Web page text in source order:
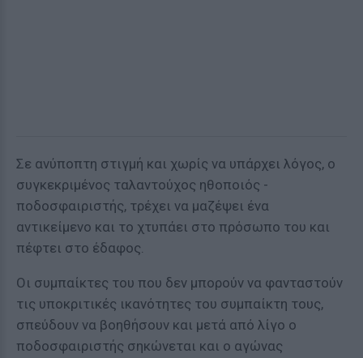
Σε ανύποπτη στιγμή και χωρίς να υπάρχει λόγος, ο
συγκεκριμένος ταλαντούχος ηθοποιός -
ποδοσφαιριστής, τρέχει να μαζέψει ένα
αντικείμενο και το χτυπάει στο πρόσωπο του και
πέφτει στο έδαφος.
Οι συμπαίκτες του που δεν μπορούν να φανταστούν
τις υποκριτικές ικανότητες του συμπαίκτη τους,
σπεύδουν να βοηθήσουν και μετά από λίγο ο
ποδοσφαιριστής σηκώνεται και ο αγώνας